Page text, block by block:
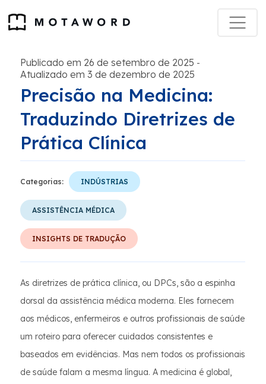
Publicado em 26 de setembro de 2025 -
Atualizado em 3 de dezembro de 2025
Precisão na Medicina:
Traduzindo Diretrizes de
Prática Clínica
Categorias: INDÚSTRIAS
ASSISTÊNCIA MÉDICA
INSIGHTS DE TRADUÇÃO
As diretrizes de prática clínica, ou DPCs, são a espinha
dorsal da assistência médica moderna. Eles fornecem
aos médicos, enfermeiros e outros profissionais de saúde
um roteiro para oferecer cuidados consistentes e
baseados em evidências. Mas nem todos os profissionais
de saúde falam a mesma língua. A medicina é global,